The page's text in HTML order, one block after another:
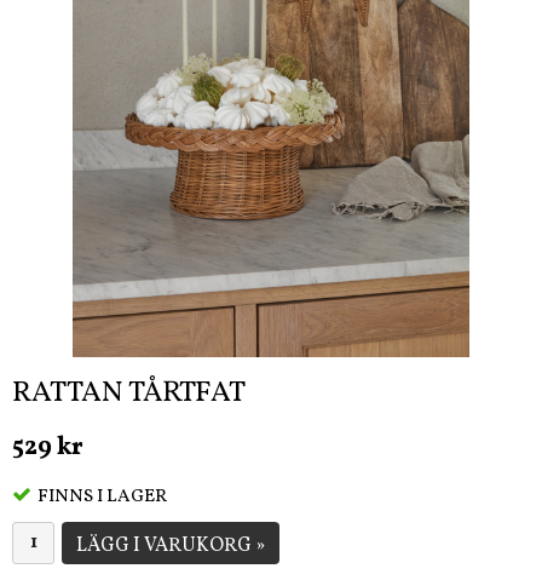
RATTAN TÅRTFAT
529 kr
FINNS I LAGER
LÄGG I VARUKORG »